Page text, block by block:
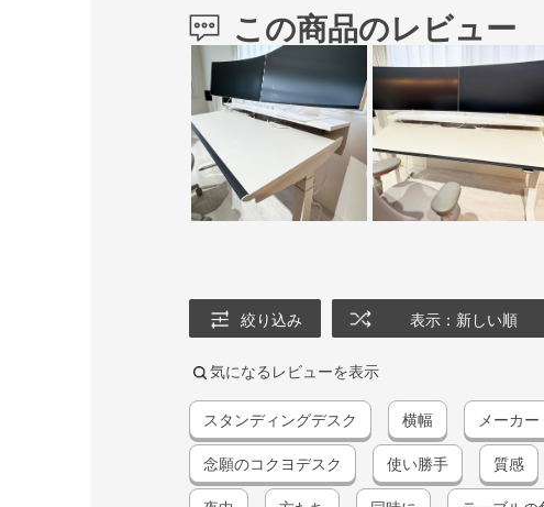
この商品のレビュー
絞り込み 表示：新しい順
気になるレビューを表示
スタンディングデスク 横幅 メーカー
念願のコクヨデスク 使い勝手 質感